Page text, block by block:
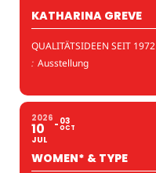
KATHARINA GREVE
QUALITÄTSIDEEN SEIT 1972
: Ausstellung
2026
10
JUL
03
OCT
WOMEN* & TYPE